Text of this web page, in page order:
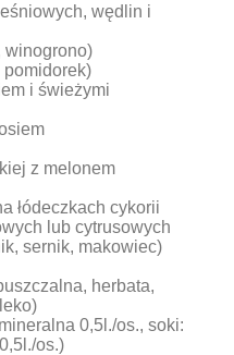
wędlin i
winogrono)
pomidorek)
i świeżymi
z melonem
łódeczkach cykorii
lub cytrusowych
sernik, makowiec)
herbata,
0,5l./os., soki:
os.)